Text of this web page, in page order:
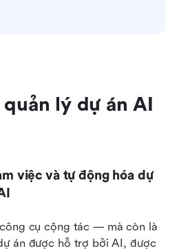
lý dự án AI
việc và tự động hóa dự
cụ cộng tác — mà còn là
án được hỗ trợ bởi AI, được